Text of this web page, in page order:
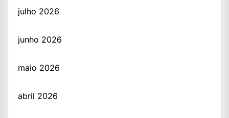
julho 2026
junho 2026
maio 2026
abril 2026